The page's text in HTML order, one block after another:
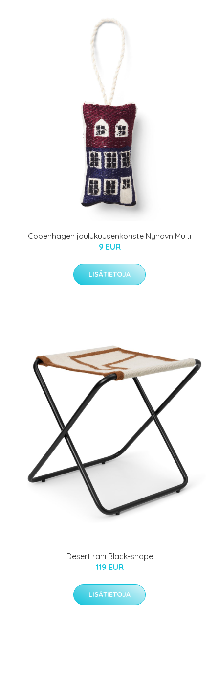
Copenhagen joulukuusenkoriste Nyhavn Multi
9 EUR
LISÄTIETOJA
Desert rahi Black-shape
119 EUR
LISÄTIETOJA